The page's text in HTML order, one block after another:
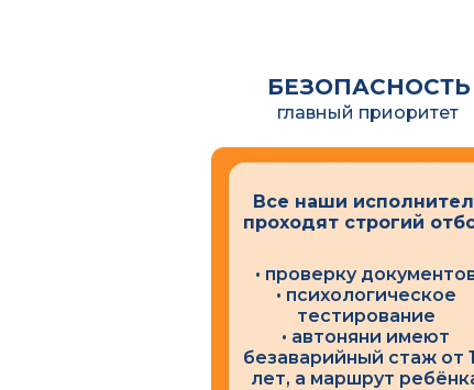
главный приоритет
БЕЗОПАСНОСТЬ
• проверку
• психологическое
тестирование
• автоняни имеют
безаварийный стаж от
лет, а маршрут
Все наши
проходят строгий